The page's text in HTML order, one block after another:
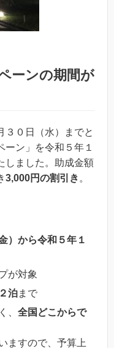
ーンの期間が
３０日（水）までと
ン」を令和５年１
しました。助成金額
3,000円の割引き 。
）から令和５年１
が対象
２泊まで
、 全国どこからで
ますので、予算上